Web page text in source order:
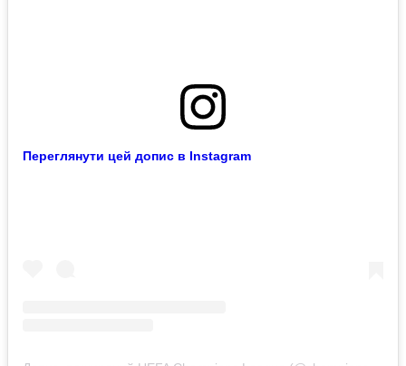
Переглянути цей допис в Instagram